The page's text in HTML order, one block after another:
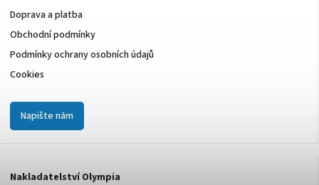
Doprava a platba
Obchodní podmínky
Podmínky ochrany osobních údajů
Cookies
Napište nám
Nakladatelství Olympia